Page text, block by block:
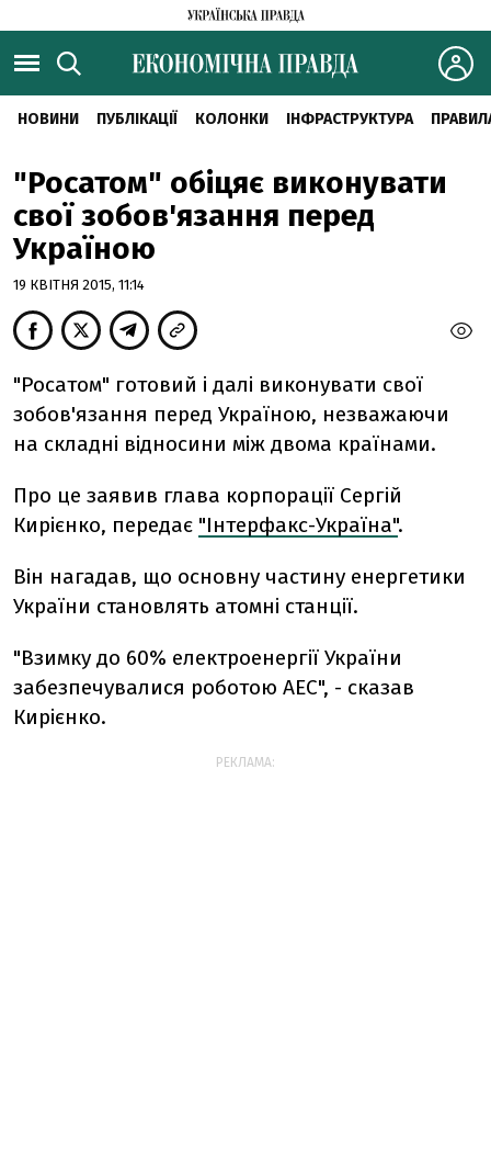
НОВИНИ ПУБЛІКАЦІЇ КОЛОНКИ ІНФРАСТРУКТУРА
"Росатом" обіцяє виконувати
свої зобов'язання перед
Україною
19 КВІТНЯ 2015, 11:14
"Росатом" готовий і далі виконувати свої
зобов'язання перед Україною, незважаючи
на складні відносини між двома країнами.
Про це заявив глава корпорації Сергій
Кирієнко, передає "Інтерфакс-Україна".
Він нагадав, що основну частину енергетики
України становлять атомні станції.
"Взимку до 60% електроенергії України
забезпечувалися роботою АЕС", - сказав
Кирієнко.
РЕКЛАМА: